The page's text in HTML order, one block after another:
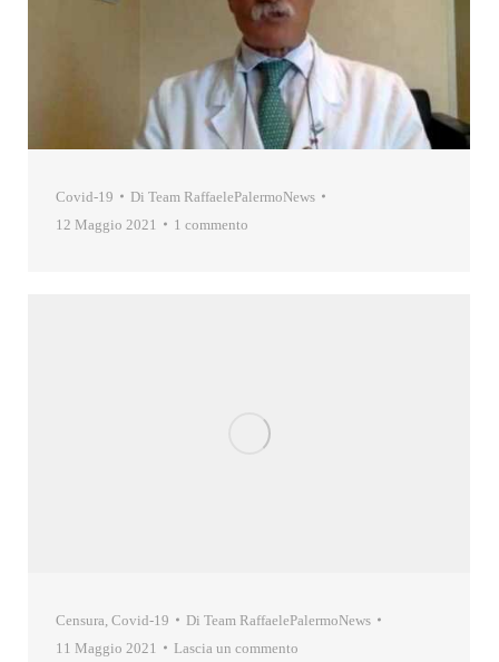
Covid-19 Di Team RaffaelePalermoNews
12 Maggio 2021
1 commento
Censura Covid-19 Di Team RaffaelePalermoNews
11 Maggio 2021
Lascia un commento